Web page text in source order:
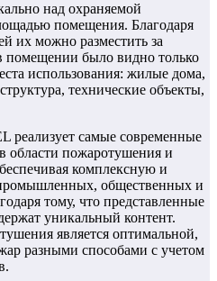
над охраняемой
помещения. Благодаря
их можно разместить за
было видно только
использования: жилые дома,
технические объекты,
реализует самые современные
области пожаротушения и
комплексную и
общественных и
тому, что представленные
уникальный контент.
является оптимальной,
разными способами с учетом